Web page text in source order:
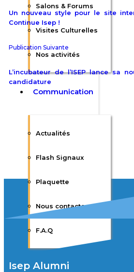
Salons & Forums
Visites Culturelles
Nos activités
Communication
Actualités
Flash Signaux
Plaquette
Nous contacter
F.A.Q
Un nouveau style pour le site
Continue Isep !
Publication Suivante
L’incubateur de l’ISEP lance sa
candidature
Isep Alumni